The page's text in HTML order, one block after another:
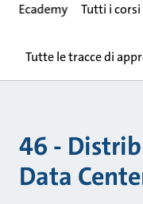
Ecademy Tutti i corsi
Tutte le tracce di
46 -
Data